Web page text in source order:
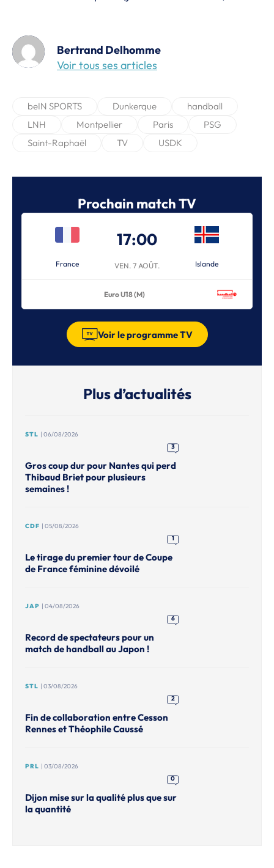
Bertrand Delhomme
Voir tous ses articles
beIN SPORTS Dunkerque
handball
LNH
Montpellier Paris
PSG
Saint-Raphaël
TV USDK
Prochain match TV
France
17:00
VEN. 7 AOÛT. Islande
Euro U18 (M)
Voir le programme TV
Plus d’actualités
STL | 06/08/2026
3
Gros coup dur pour Nantes qui perd
Thibaud Briet pour plusieurs
semaines !
CDF | 05/08/2026
1
Le tirage du premier tour de Coupe
de France féminine dévoilé
JAP | 04/08/2026
6
Record de spectateurs pour un
match de handball au Japon !
STL | 03/08/2026
2
Fin de collaboration entre Cesson
Rennes et Théophile Caussé
PRL | 03/08/2026
0
Dijon mise sur la qualité plus que sur
la quantité